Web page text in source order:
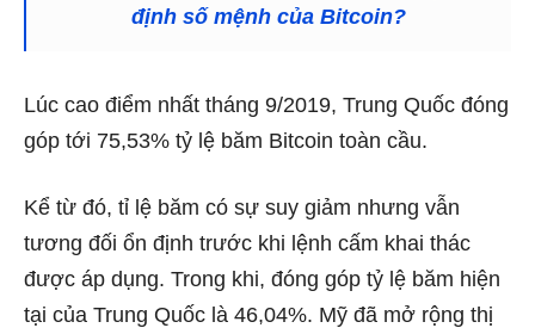
định số mệnh của Bitcoin?
Lúc cao điểm nhất tháng 9/2019, Trung Quốc đóng
góp tới 75,53% tỷ lệ băm Bitcoin toàn cầu.
Kể từ đó, tỉ lệ băm có sự suy giảm nhưng vẫn
tương đối ổn định trước khi lệnh cấm khai thác
được áp dụng. Trong khi, đóng góp tỷ lệ băm hiện
tại của Trung Quốc là 46,04%. Mỹ đã mở rộng thị